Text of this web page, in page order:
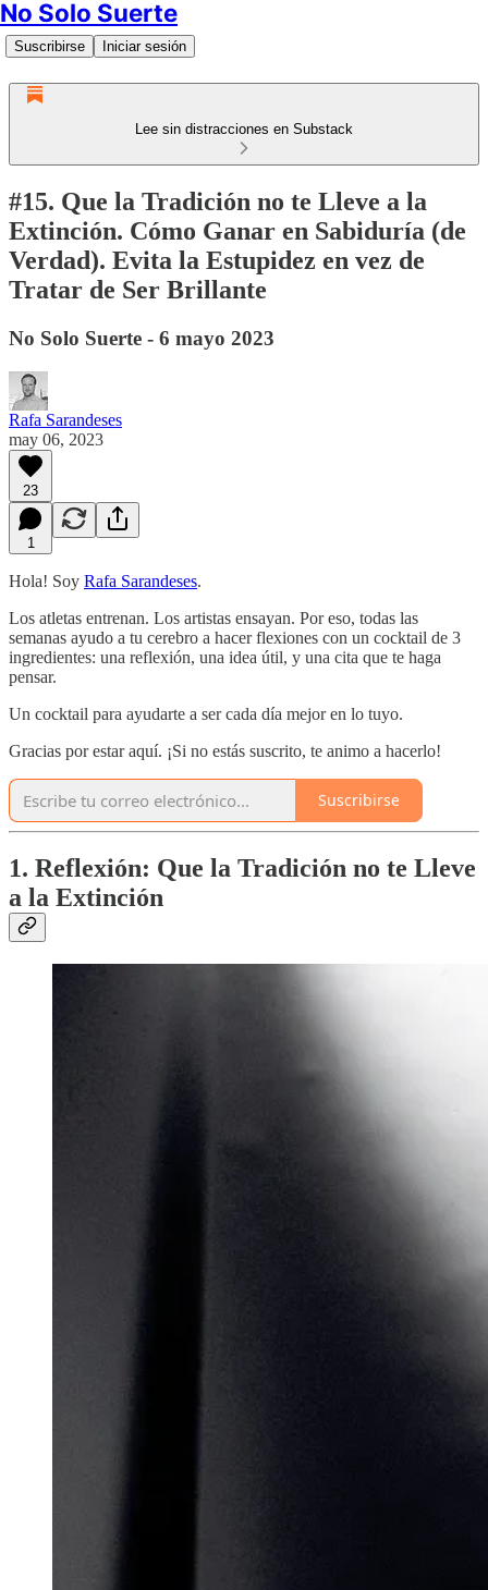
No Solo Suerte
Suscribirse Iniciar sesión
Lee sin distracciones en Substack
#15. Que la Tradición no te Lleve a la
Extinción. Cómo Ganar en Sabiduría (de
Verdad). Evita la Estupidez en vez de
Tratar de Ser Brillante
No Solo Suerte - 6 mayo 2023
Rafa Sarandeses
may 06, 2023
23
1
Hola! Soy Rafa Sarandeses.
Los atletas entrenan. Los artistas ensayan. Por eso, todas las
semanas ayudo a tu cerebro a hacer flexiones con un cocktail de 3
ingredientes: una reflexión, una idea útil, y una cita que te haga
pensar.
Un cocktail para ayudarte a ser cada día mejor en lo tuyo.
Gracias por estar aquí. ¡Si no estás suscrito, te animo a hacerlo!
Suscribirse
1. Reflexión: Que la Tradición no te Lleve
a la Extinción